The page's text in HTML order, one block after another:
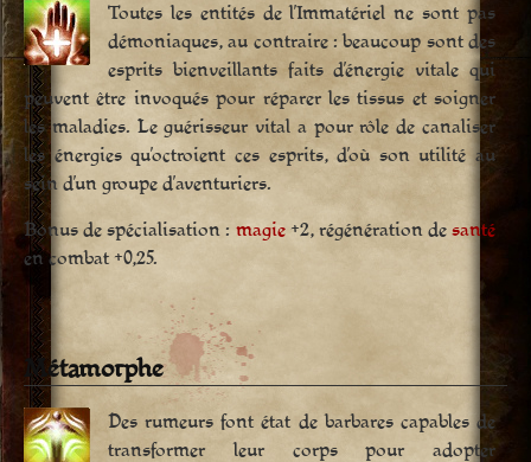
Toutes les entités de l’Immatériel ne sont pas
démoniaques, au contraire : beaucoup sont des
esprits bienveillants faits d’énergie vitale qui
peuvent être invoqués pour réparer les tissus et soigner
les maladies. Le guérisseur vital a pour rôle de canaliser
les énergies qu’octroient ces esprits, d’où son utilité au
sein d’un groupe d’aventuriers.
Bonus de spécialisation : magie+2, régénération de santé
en combat +0,25.
Métamorphe
Des rumeurs font état de barbares capables de
transformer leur corps pour adopter